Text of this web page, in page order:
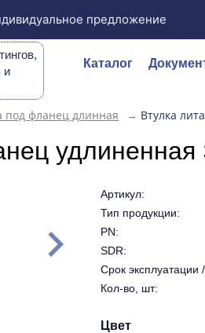
предложение
и
Каталог
под фланец длинная → Втулка
Артикул:
Тип продукции:
PN:
SDR:
Срок эксплуатации
Кол-во, шт:
Цвет